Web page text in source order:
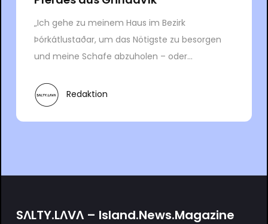
„Ich gehe zu meinem Haus im Bezirk
Þórkátlustaðar, um das Nötigste zu besorgen
und meine Schafe abzuholen – oder...
Redaktion
SΛLTY.LΛVΛ – Island.News.Magazine